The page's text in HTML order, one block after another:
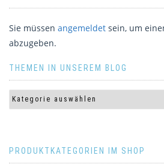
Sie müssen angemeldet sein, um
abzugeben.
THEMEN IN UNSEREM BLOG
PRODUKTKATEGORIEN IM SHOP